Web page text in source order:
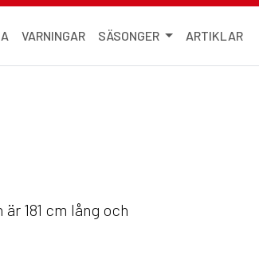
VARNINGAR SÄSONGER ARTIKLAR
181 cm lång och